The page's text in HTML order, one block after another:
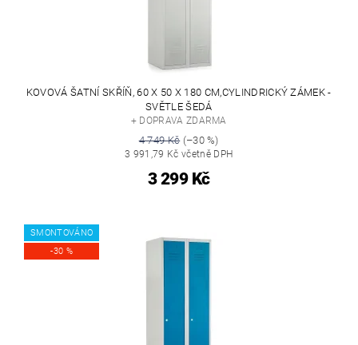
KOVOVÁ ŠATNÍ SKŘÍŇ, 60 X 50 X 180 CM,CYLINDRICKÝ ZÁMEK -
SVĚTLE ŠEDÁ
+ DOPRAVA ZDARMA
4 749 Kč(–30 %)
3 991,79 Kč včetně DPH
3 299 Kč
SMONTOVÁNO
-30 %